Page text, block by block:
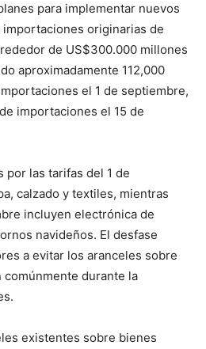
para implementar nuevos
importaciones originarias de
de US$300.000 millones
aproximadamente 112,000
el 1 de septiembre,
importaciones el 15 de
las tarifas del 1 de
calzado y textiles, mientras
incluyen electrónica de
navideños. El desfase
a evitar los aranceles sobre
durante la
existentes sobre bienes